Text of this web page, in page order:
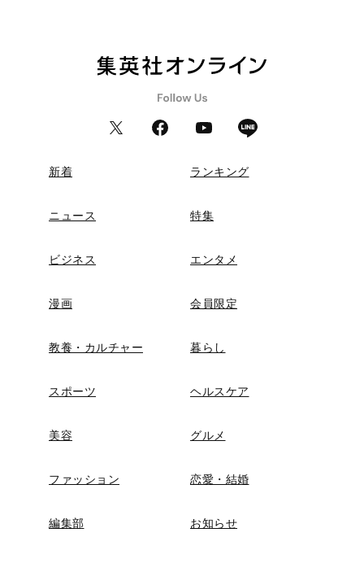
新着 ランキング
ニュース 特集
ビジネス エンタメ
漫画 会員限定
教養・カルチャー 暮らし
スポーツ ヘルスケア
美容 グルメ
ファッション 恋愛・結婚
編集部 お知らせ